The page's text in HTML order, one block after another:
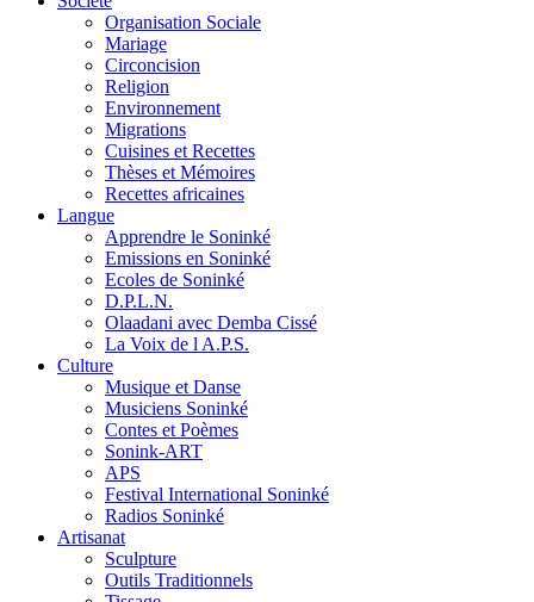
Organisation Sociale
Mariage
Circoncision
Religion
Environnement
Migrations
Cuisines et Recettes
Thèses et Mémoires
Recettes africaines
Langue
Apprendre le Soninké
Emissions en Soninké
Ecoles de Soninké
D.P.L.N.
Olaadani avec Demba Cissé
La Voix de l A.P.S.
Culture
Musique et Danse
Musiciens Soninké
Contes et Poèmes
Sonink-ART
APS
Festival International Soninké
Radios Soninké
Artisanat
Sculpture
Outils Traditionnels